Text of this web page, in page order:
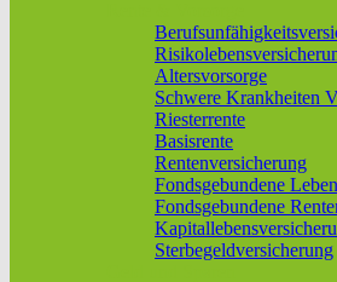
Altersvorsorge
Schwere Krankheiten
Riesterrente
Basisrente
Rentenversicherung
Fondsgebundene
Fondsgebundene
Sterbegeldversicherung